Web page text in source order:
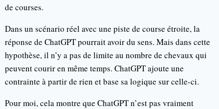
de courses.
Dans un scénario réel avec une piste de course étroite, la
réponse de ChatGPT pourrait avoir du sens. Mais dans cette
hypothèse, il n’y a pas de limite au nombre de chevaux qui
peuvent courir en même temps. ChatGPT ajoute une
contrainte à partir de rien et base sa logique sur celle-ci.
Pour moi, cela montre que ChatGPT n’est pas vraiment